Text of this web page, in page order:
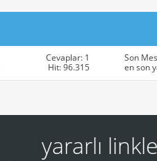
Cevaplar: 1
Hit: 96.315
Son
en son
yararlı